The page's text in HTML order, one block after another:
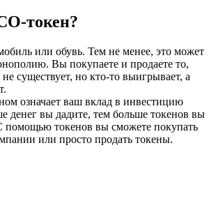
токен?
или обувь. Тем не менее, это может
Вы покупаете и продаете то,
существует, но кто-то выигрывает, а
означает ваш вклад в инвестицию
денег вы дадите, тем больше токенов вы
помощью токенов вы сможете покупать
или просто продать токены.